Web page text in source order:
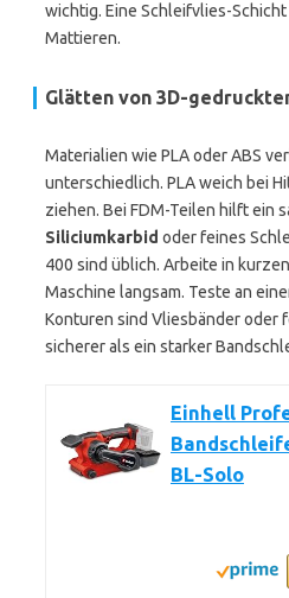
wichtig. Eine Schleifvlies-
Mattieren.
Glätten von 3D-
Materialien wie PLA oder ABS
unterschiedlich. PLA weich bei
ziehen. Bei FDM-Teilen hilft ein
Siliciumkarbid oder feines
400 sind üblich. Arbeite in
Maschine langsam. Teste an
Konturen sind Vliesbänder
sicherer als ein starker
Einhell
BL-Solo